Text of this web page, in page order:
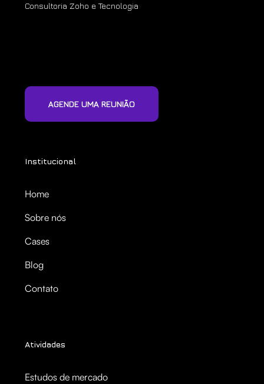
Consultoria Zoho e Tecnologia
AGENDE UMA REUNIÃO
Institucional
Home
Sobre nós
Cases
Blog
Contato
Atividades
Estudos de mercado